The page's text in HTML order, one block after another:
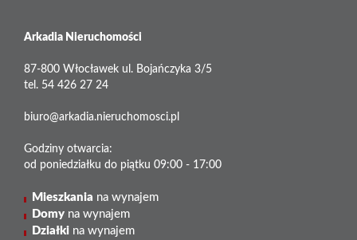
Arkadia Nieruchomości
87-800 Włocławek ul. Bojańczyka 3/5
tel. 54 426 27 24
biuro@arkadia.nieruchomosci.pl
Godziny otwarcia:
od poniedziałku do piątku 09:00 - 17:00
Mieszkania na wynajem
Domy na wynajem
Działki na wynajem